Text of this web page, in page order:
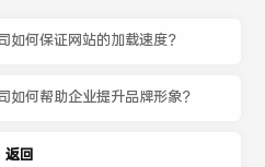
如何保证网站的加载速度？
如何帮助企业提升品牌形象？
返回